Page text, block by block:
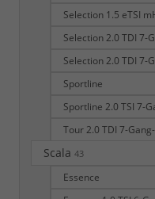
Selection 1.5 eTSI
Selection 2.0 TDI 7-
Selection 2.0 TDI 7-
Sportline
Sportline 2.0 TSI 7-
Tour 2.0 TDI 7-
Scala 43
Essence